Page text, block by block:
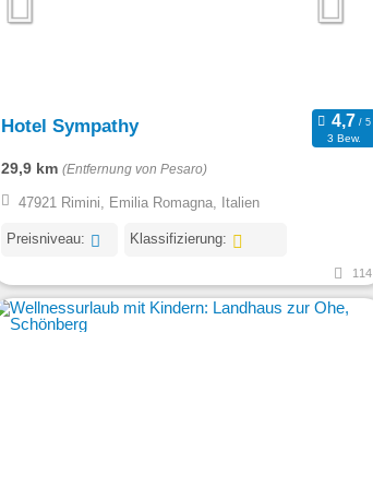
Hotel Sympathy
3 Bew.
29,9 km (Entfernung von Pesaro)
47921 Rimini, Emilia Romagna, Italien
Preisniveau: Klassifizierung:
114